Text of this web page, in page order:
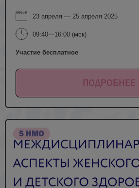
23 апреля — 25 апреля 2025
09:40—16:00 (мск)
Участие бесплатное
ПОДРОБНЕЕ
5 НМО